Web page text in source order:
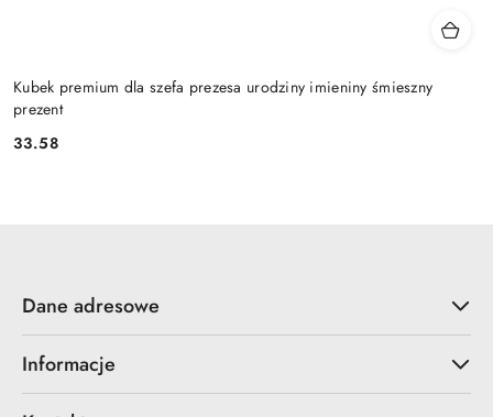
Kubek premium dla szefa prezesa urodziny imieniny śmieszny
prezent
Cena:
33.58
Dane adresowe
Informacje